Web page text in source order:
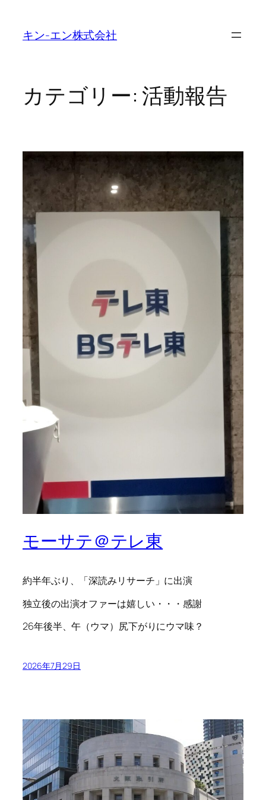
キン-エン株式会社
カテゴリー:活動報告
モーサテ＠テレ東
約半年ぶり、「深読みリサーチ」に出演
独立後の出演オファーは嬉しい・・・感謝
26年後半、午（ウマ）尻下がりにウマ味？
2026年7月29日